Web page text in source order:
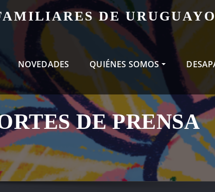
DE
NOVEDADES QUIÉNES SOMOS
DE PRENSA